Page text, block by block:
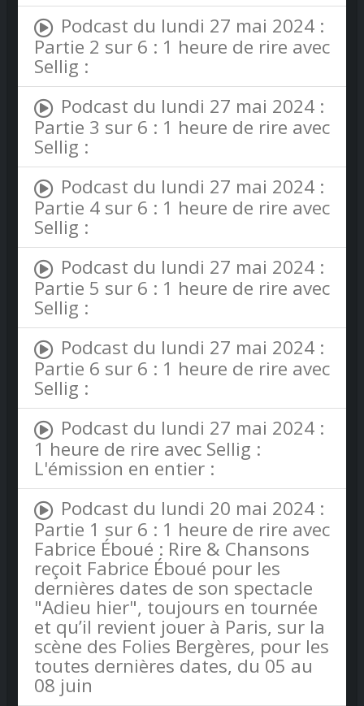
Podcast du lundi 27 mai 2024 :
Partie 2 sur 6 : 1 heure de rire avec
Sellig :
Podcast du lundi 27 mai 2024 :
Partie 3 sur 6 : 1 heure de rire avec
Sellig :
Podcast du lundi 27 mai 2024 :
Partie 4 sur 6 : 1 heure de rire avec
Sellig :
Podcast du lundi 27 mai 2024 :
Partie 5 sur 6 : 1 heure de rire avec
Sellig :
Podcast du lundi 27 mai 2024 :
Partie 6 sur 6 : 1 heure de rire avec
Sellig :
Podcast du lundi 27 mai 2024 :
1 heure de rire avec Sellig :
L'émission en entier :
Podcast du lundi 20 mai 2024 :
Partie 1 sur 6 : 1 heure de rire avec
Fabrice Éboué : Rire & Chansons
reçoit Fabrice Éboué pour les
dernières dates de son spectacle
"Adieu hier", toujours en tournée
et qu’il revient jouer à Paris, sur la
scène des Folies Bergères, pour les
toutes dernières dates, du 05 au
08 juin